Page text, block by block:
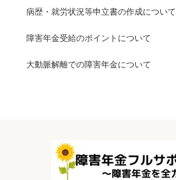
病歴・就労状況等申立書の作成について
障害年金受給のポイントについて
大動脈解離での障害年金について